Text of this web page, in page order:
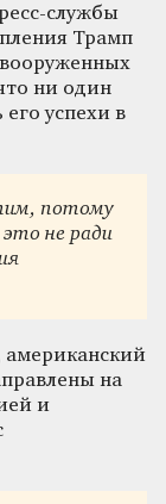
службы
Трамп
ни один
успехи в
потому
не ради
на
и